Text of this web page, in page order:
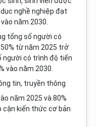
nghề nghiệp đạt
năm 2030.
tổng số người có
từ năm 2025 trở
người có trình độ tiến
vào năm 2030.
tin, truyền thông
năm 2025 và 80%
cận kiến thức cơ bản